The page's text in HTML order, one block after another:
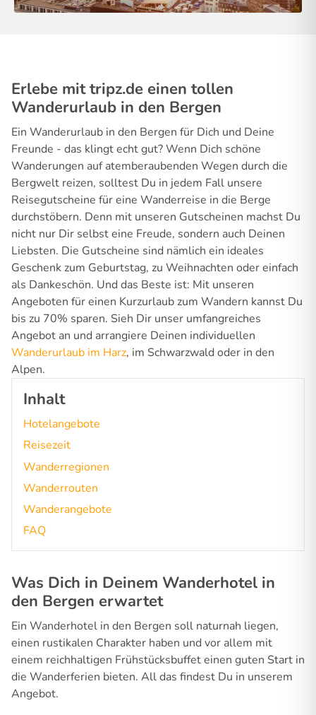
Erlebe mit tripz.de einen tollen
Wanderurlaub in den Bergen
Ein Wanderurlaub in den Bergen für Dich und Deine
Freunde - das klingt echt gut? Wenn Dich schöne
Wanderungen auf atemberaubenden Wegen durch die
Bergwelt reizen, solltest Du in jedem Fall unsere
Reisegutscheine für eine Wanderreise in die Berge
durchstöbern. Denn mit unseren Gutscheinen machst Du
nicht nur Dir selbst eine Freude, sondern auch Deinen
Liebsten. Die Gutscheine sind nämlich ein ideales
Geschenk zum Geburtstag, zu Weihnachten oder einfach
als Dankeschön. Und das Beste ist: Mit unseren
Angeboten für einen Kurzurlaub zum Wandern kannst Du
bis zu 70% sparen. Sieh Dir unser umfangreiches
Angebot an und arrangiere Deinen individuellen
Wanderurlaub im Harz, im Schwarzwald oder in den
Alpen.
Inhalt
Hotelangebote
Reisezeit
Wanderregionen
Wanderrouten
Wanderangebote
FAQ
Was Dich in Deinem Wanderhotel in
den Bergen erwartet
Ein Wanderhotel in den Bergen soll naturnah liegen,
einen rustikalen Charakter haben und vor allem mit
einem reichhaltigen Frühstücksbuffet einen guten Start in
die Wanderferien bieten. All das findest Du in unserem
Angebot.